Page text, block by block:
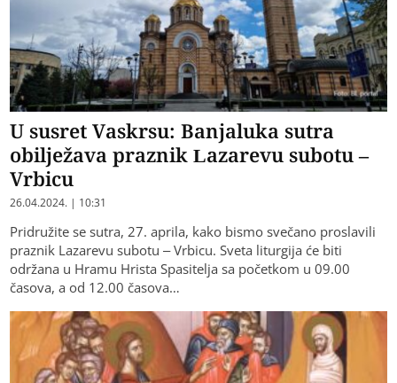
U susret Vaskrsu: Banjaluka sutra
obilježava praznik Lazarevu subotu –
Vrbicu
26.04.2024. | 10:31
Pridružite se sutra, 27. aprila, kako bismo svečano proslavili
praznik Lazarevu subotu – Vrbicu. Sveta liturgija će biti
održana u Hramu Hrista Spasitelja sa početkom u 09.00
časova, a od 12.00 časova…